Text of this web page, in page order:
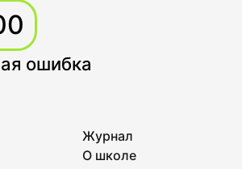
ошибка
Журнал
О школе